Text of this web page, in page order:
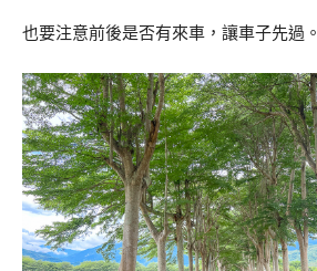
也要注意前後是否有來車，讓車子先過。